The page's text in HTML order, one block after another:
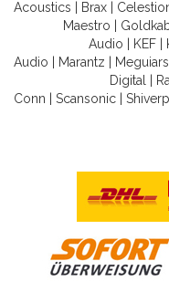
Acoustics
Brax
Maestro
Audio
KEF|
Audio
Marantz Meguiars
Digital
Conn
Scansonic